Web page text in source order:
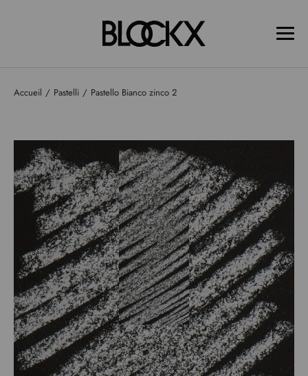
Accueil Pastelli Pastello Bianco zinco 2